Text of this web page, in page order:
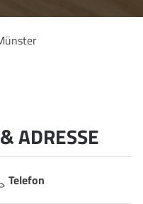
ADRESSE
Telefon